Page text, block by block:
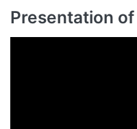
Presentation